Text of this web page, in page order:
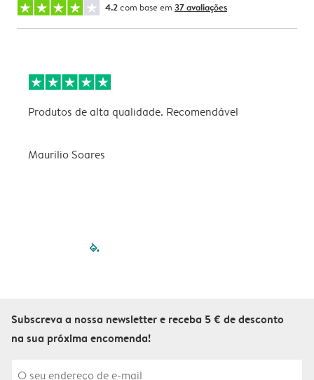
4.2com base em 37 avaliações
Produtos de alta qualidade. Recomendável
Maurilio Soares
filled-pagination
Subscreva a nossa newsletter e receba 5 € de desconto
na sua próxima encomenda!